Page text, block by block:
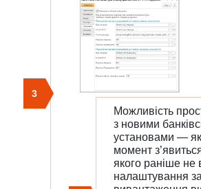
3
Можливість
з новими
установами —
момент
якого раніше не
налаштування